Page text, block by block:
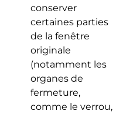
conserver
certaines parties
de la fenêtre
originale
(notamment les
organes de
fermeture,
comme le verrou,